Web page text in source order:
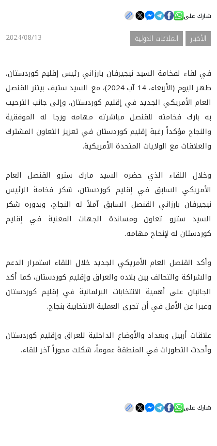
المؤسسات
الأخبار
المعرض
شارك على
2024/08/13 الأخبار العلاقات الدولية
في لقاء لفخامة السيد نيجيرفان بارزاني رئيس إقليم كوردستان،
ظهر اليوم (الأربعاء، 14 آب 2024)، مع السيد ستيف بيتنر القنصل
العام الأمريكي الجديد في إقليم كوردستان، وإلى جانب الترحيب
به بارك فخامته للقنصل مباشرته مهامه ورجا له الموفقية
والنجاح مؤكداً رغبة إقليم كوردستان في تعزيز التعاون المشترك
والعلاقات مع الولايات المتحدة الأمريكية.
وخلال اللقاء الذي حضره السيد مارك سترو القنصل العام
الأمريكي السابق في إقليم كوردستان، شكر فخامة الرئيس
نيجيرفان بارزاني القنصل السابق آملاً له النجاح، وبدوره شكر
السيد سترو تعاون ومساندة الجهات المعنية في إقليم
كوردستان له لإنجاح مهامه.
وأكد القنصل العام الأمريكي الجديد خلال اللقاء استمرار الدعم
والشراكة والتحالف بين بلاده والعراق وإقليم كوردستان، كما أكد
الجانبان على أهمية الانتخابات البرلمانية في إقليم كوردستان
وعبرا عن الأمل في أن تجرى العملية الانتخابية بنجاح.
علاقات أربيل وبغداد والأوضاع الداخلية للعراق وإقليم كوردستان
وأحدث التطورات في المنطقة عموماً، شكلت محوراً آخر للقاء.
شارك على